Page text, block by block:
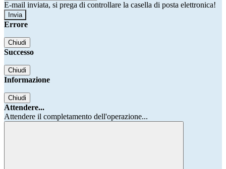
E-mail inviata, si prega di controllare la casella di posta elettronica!
Errore
Chiudi
Successo
Chiudi
Informazione
Chiudi
Attendere...
Attendere il completamento dell'operazione...